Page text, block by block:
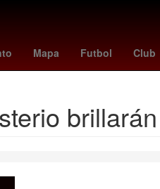
Mapa Futbol Club
Europa League Final